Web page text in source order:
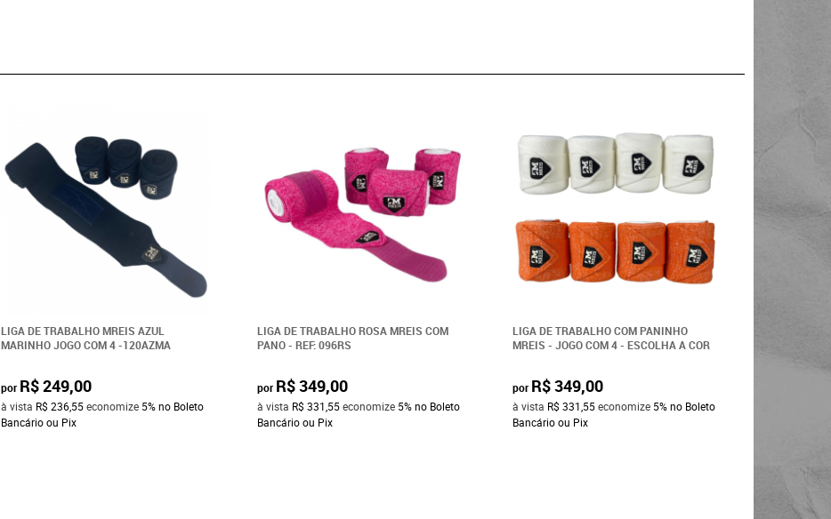
LIGA DE TRABALHO MREIS AZUL
MARINHO JOGO COM 4 -120AZMA
por R$ 249,00
à vista R$ 236,55economize 5%no Boleto
Bancário ou Pix
LIGA DE TRABALHO ROSA MREIS COM
PANO - REF: 096RS
por R$ 349,00
à vista R$ 331,55economize 5% no Boleto
Bancário ou Pix
LIGA DE TRABALHO COM PANINHO
MREIS - JOGO COM 4 - ESCOLHA A COR
por R$ 349,00
à vista R$ 331,55economize 5%no Boleto
Bancário ou Pix